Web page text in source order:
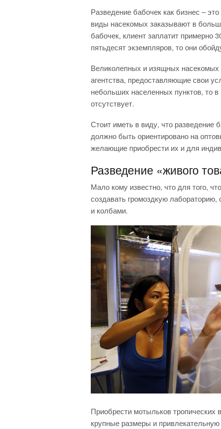
Разведение бабочек как бизнес –
виды насекомых заказывают в
бабочек, клиент заплатит примерно
пятьдесят экземпляров, то они
Великолепных и изящных насекомых
агентства, предоставляющие свои
небольших населенных пунктов, то в
отсутствует.
Стоит иметь в виду, что разведение
должно быть ориентировано на
желающие приобрести их и для
Разведение «живого
Мало кому известно, что для того,
создавать громоздкую
и колбами.
Приобрести мотыльков тропических
крупные размеры и